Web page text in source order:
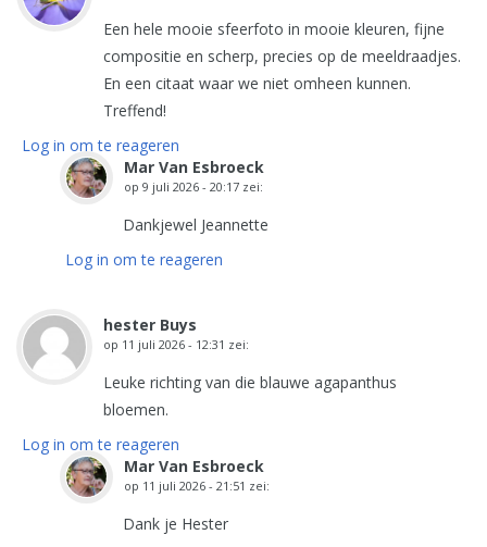
Een hele mooie sfeerfoto in mooie kleuren, fijne
compositie en scherp, precies op de meeldraadjes.
En een citaat waar we niet omheen kunnen.
Treffend!
Log in om te reageren
Mar Van Esbroeck
op 9 juli 2026 - 20:17 zei:
Dankjewel Jeannette
Log in om te reageren
hester Buys
op 11 juli 2026 - 12:31 zei:
Leuke richting van die blauwe agapanthus
bloemen.
Log in om te reageren
Mar Van Esbroeck
op 11 juli 2026 - 21:51 zei:
Dank je Hester